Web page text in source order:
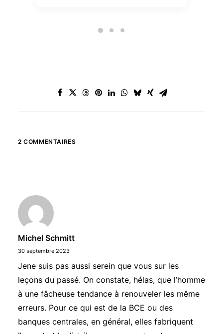
2 COMMENTAIRES
Michel Schmitt
30 septembre 2023
Jene suis pas aussi serein que vous sur les
leçons du passé. On constate, hélas, que l’homme
à une fâcheuse tendance à renouveler les même
erreurs. Pour ce qui est de la BCE ou des
banques centrales, en général, elles fabriquent